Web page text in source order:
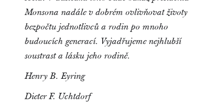
Monsona nadále v dobrém ovlivňovat životy
bezpočtu jednotlivců a rodin po mnoho
budoucích generací. Vyjadřujeme nejhlubší
soustrast a lásku jeho rodině.
Henry B. Eyring
Dieter F. Uchtdorf